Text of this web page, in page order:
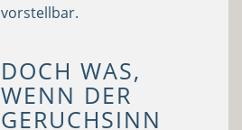
vorstellbar.
DOCH WAS,
WENN DER
GERUCHSINN